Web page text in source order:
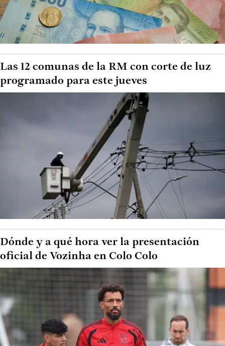
Las 12 comunas de la RM con corte de luz
programado para este jueves
Dónde y a qué hora ver la presentación
oficial de Vozinha en Colo Colo